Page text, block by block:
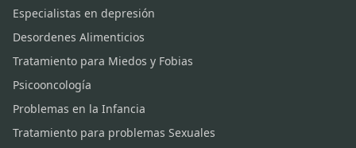
Especialistas en depresión
Desordenes Alimenticios
Tratamiento para Miedos y Fobias
Psicooncología
Problemas en la Infancia
Tratamiento para problemas Sexuales